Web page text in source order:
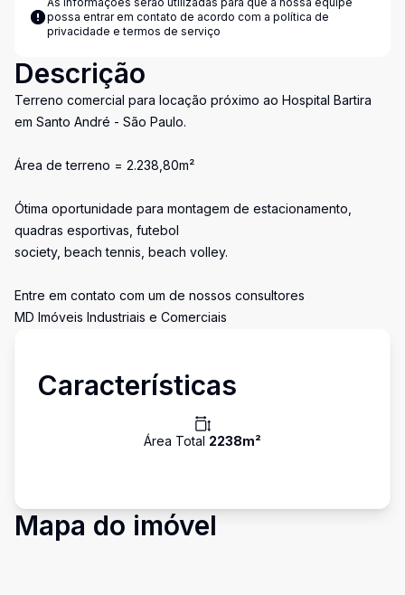
possa entrar em contato de acordo com a política de
privacidade e termos de serviço
Descrição
Terreno comercial para locação próximo ao Hospital Bartira
em Santo André - São Paulo.
Área de terreno = 2.238,80m²
Ótima oportunidade para montagem de estacionamento,
quadras esportivas, futebol
society, beach tennis, beach volley.
Entre em contato com um de nossos consultores
MD Imóveis Industriais e Comerciais
Características
Área Total 2238m²
Mapa do imóvel